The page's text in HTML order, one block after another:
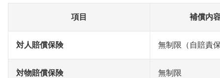
項目 補償内
対人賠償保険 無制限 （自賠責
対物賠償保険 無制限